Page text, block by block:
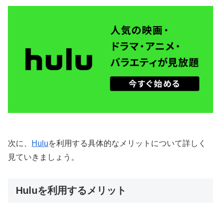
次に、 Huluを利用する具体的なメリットについて詳しく
見ていきましょう。
Huluを利用するメリット